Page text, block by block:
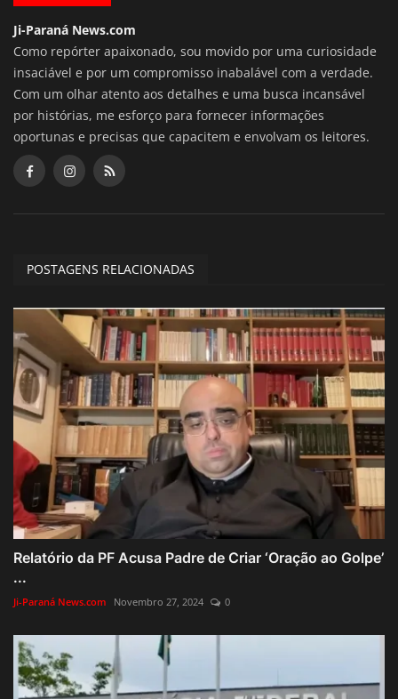
Ji-Paraná News.com
Como repórter apaixonado, sou movido por uma curiosidade
insaciável e por um compromisso inabalável com a verdade.
Com um olhar atento aos detalhes e uma busca incansável
por histórias, me esforço para fornecer informações
oportunas e precisas que capacitem e envolvam os leitores.
POSTAGENS RELACIONADAS
Relatório da PF Acusa Padre de Criar ‘Oração ao Golpe’
...
Ji-Paraná News.com Novembro 27, 2024 0